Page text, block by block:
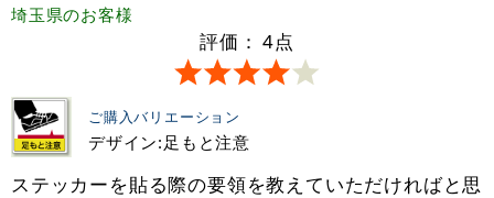
埼玉県のお客様
評価： 4点
ご購入バリエーション
デザイン:足もと注意
ステッカーを貼る際の要領を教えていただければと思